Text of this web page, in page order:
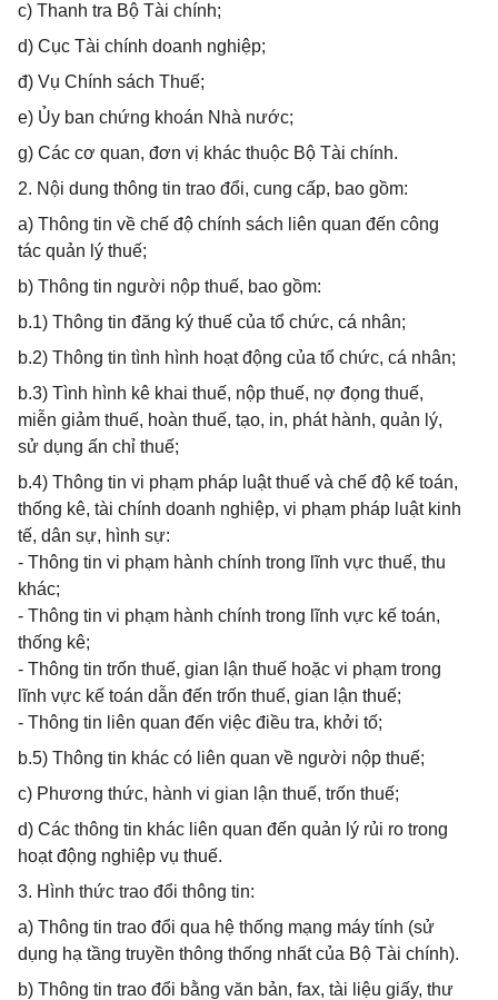
c) Thanh tra Bộ Tài chính;
d) Cục Tài chính doanh nghiệp;
đ) Vụ Chính sách Thuế;
e) Ủy ban chứng khoán Nhà nước;
g) Các cơ quan, đơn vị khác thuộc Bộ Tài chính.
2. Nội dung thông tin trao đổi, cung cấp, bao gồm:
a) Thông tin về chế độ chính sách liên quan đến công
tác quản lý thuế;
b) Thông tin người nộp thuế, bao gồm:
b.1) Thông tin đăng ký thuế của tổ chức, cá nhân;
b.2) Thông tin tình hình hoạt động của tổ chức, cá nhân;
b.3) Tình hình kê khai thuế, nộp thuế, nợ đọng thuế,
miễn giảm thuế, hoàn thuế, tạo, in, phát hành, quản lý,
sử dụng ấn chỉ thuế;
b.4) Thông tin vi phạm pháp luật thuế và chế độ kế toán,
thống kê, tài chính doanh nghiệp, vi phạm pháp luật kinh
tế, dân sự, hình sự:
- Thông tin vi phạm hành chính trong lĩnh vực thuế, thu
khác;
- Thông tin vi phạm hành chính trong lĩnh vực kế toán,
thống kê;
- Thông tin trốn thuế, gian lận thuế hoặc vi phạm trong
lĩnh vực kế toán dẫn đến trốn thuế, gian lận thuế;
- Thông tin liên quan đến việc điều tra, khởi tố;
b.5) Thông tin khác có liên quan về người nộp thuế;
c) Phương thức, hành vi gian lận thuế, trốn thuế;
d) Các thông tin khác liên quan đến quản lý rủi ro trong
hoạt động nghiệp vụ thuế.
3. Hình thức trao đổi thông tin:
a) Thông tin trao đổi qua hệ thống mạng máy tính (sử
dụng hạ tầng truyền thông thống nhất của Bộ Tài chính).
b) Thông tin trao đổi bằng văn bản, fax, tài liệu giấy, thư